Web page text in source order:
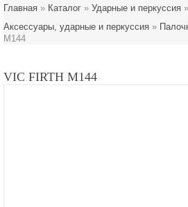
Главная » Каталог » Ударные и перкуссия »
Аксессуары, ударные и перкуссия »
M144
VIC FIRTH M144